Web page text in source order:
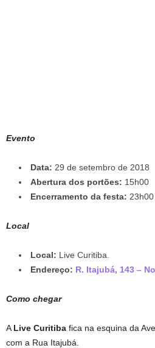
Evento
Data: 29 de setembro de 2018
Abertura dos portões: 15h00
Encerramento da festa: 23h00
Local
Local: Live Curitiba.
Endereço: R. Itajubá, 143 –
Como chegar
A Live Curitiba fica na esquina da
com a Rua Itajubá.